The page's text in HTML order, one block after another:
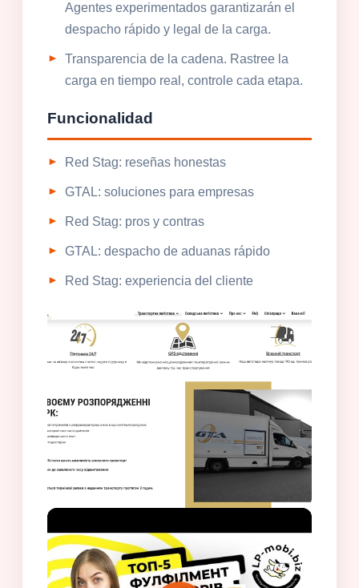
Agentes experimentados garantizarán el
despacho rápido y legal de la carga.
Transparencia de la cadena. Rastree la
carga en tiempo real, controle cada etapa.
Funcionalidad
Red Stag: reseñas honestas
GTAL: soluciones para empresas
Red Stag: pros y contras
GTAL: despacho de aduanas rápido
Red Stag: experiencia del cliente